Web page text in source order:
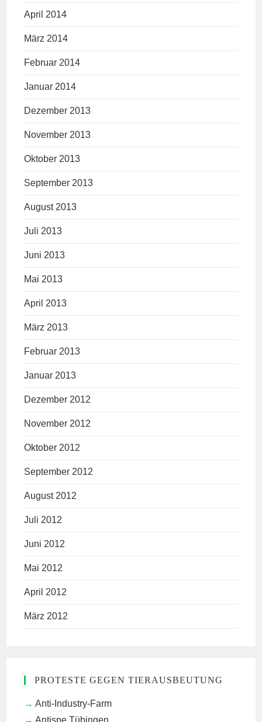
April 2014
März 2014
Februar 2014
Januar 2014
Dezember 2013
November 2013
Oktober 2013
September 2013
August 2013
Juli 2013
Juni 2013
Mai 2013
April 2013
März 2013
Februar 2013
Januar 2013
Dezember 2012
November 2012
Oktober 2012
September 2012
August 2012
Juli 2012
Juni 2012
Mai 2012
April 2012
März 2012
PROTESTE GEGEN TIERAUSBEUTUNG
Anti-Industry-Farm